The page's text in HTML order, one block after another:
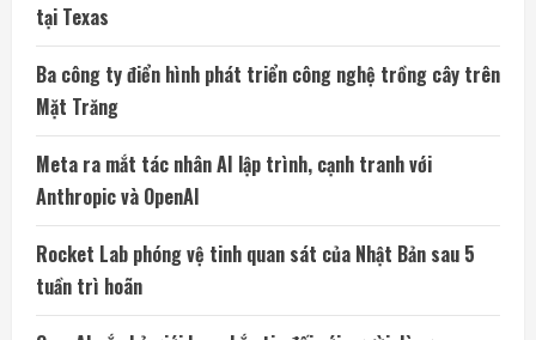
tại Texas
Ba công ty điển hình phát triển công nghệ trồng cây trên
Mặt Trăng
Meta ra mắt tác nhân AI lập trình, cạnh tranh với
Anthropic và OpenAI
Rocket Lab phóng vệ tinh quan sát của Nhật Bản sau 5
tuần trì hoãn